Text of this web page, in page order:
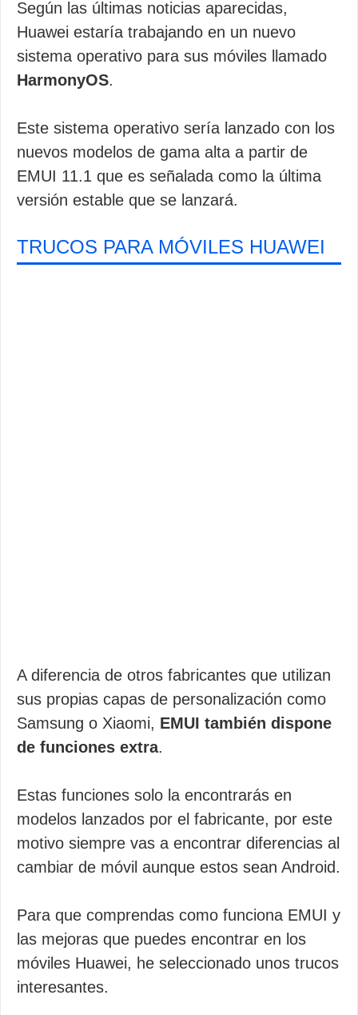
Según las últimas noticias aparecidas,
Huawei estaría trabajando en un nuevo
sistema operativo para sus móviles llamado
HarmonyOS.
Este sistema operativo sería lanzado con los
nuevos modelos de gama alta a partir de
EMUI 11.1 que es señalada como la última
versión estable que se lanzará.
TRUCOS PARA MÓVILES HUAWEI
A diferencia de otros fabricantes que utilizan
sus propias capas de personalización como
Samsung o Xiaomi, EMUI también dispone
de funciones extra.
Estas funciones solo la encontrarás en
modelos lanzados por el fabricante, por este
motivo siempre vas a encontrar diferencias al
cambiar de móvil aunque estos sean Android.
Para que comprendas como funciona EMUI y
las mejoras que puedes encontrar en los
móviles Huawei, he seleccionado unos trucos
interesantes.